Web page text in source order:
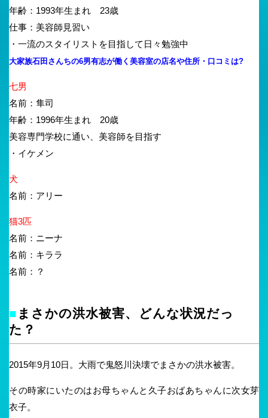
年齢：1993年生まれ 23歳
仕事：美容師見習い
・一流のスタイリストを目指して日々勉強中
大家族石田さんちの6男有志が働く美容室の店名や住所・口コミは?
七男
名前：隼司
年齢：1996年生まれ 20歳
美容専門学校に通い、美容師を目指す
・イケメン
犬
名前：アリー
猫3匹
名前：ニーナ
名前：キララ
名前：？
■ まさかの洪水被害、どんな状況だっ
た？
2015年9月10日。大雨で鬼怒川決壊でまさかの洪水被害。
その時家にいたのはお母ちゃんと久子おばあちゃんに次女芽
衣子。